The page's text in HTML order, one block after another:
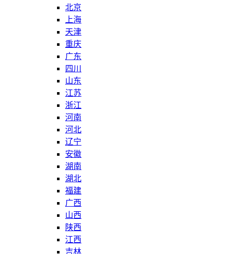
北京
上海
天津
重庆
广东
四川
山东
江苏
浙江
河南
河北
辽宁
安徽
湖南
湖北
福建
广西
山西
陕西
江西
吉林